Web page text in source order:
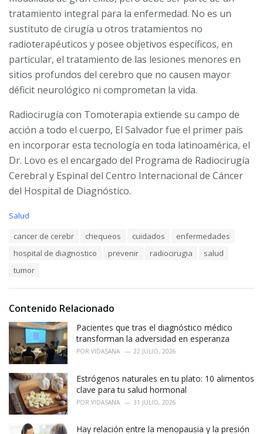
tratamiento integral para la enfermedad. No es un
sustituto de cirugía u otros tratamientos no
radioterapéuticos y posee objetivos específicos, en
particular, el tratamiento de las lesiones menores en
sitios profundos del cerebro que no causen mayor
déficit neurológico ni comprometan la vida.
Radiocirugía con Tomoterapia extiende su campo de
acción a todo el cuerpo, El Salvador fue el primer país
en incorporar esta tecnología en toda latinoamérica, el
Dr. Lovo es el encargado del Programa de Radiocirugía
Cerebral y Espinal del Centro Internacional de Cáncer
del Hospital de Diagnóstico.
C
s
:
Salud
cancer de cerebr chequeos cuidados
enfermedades
hospital de diagnostico
prevenir radiocirugia
salud
tumor
Contenido Relacionado
Pacientes que tras el diagnóstico médico
transforman la adversidad en esperanza
POR VIDASANA 22 JULIO, 2026
Estrógenos naturales en tu plato: 10 alimentos
clave para tu salud hormonal
POR VIDASANA 31 JULIO, 2026
Hay relación entre la menopausia y la presión